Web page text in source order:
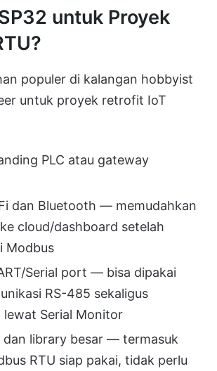
untuk Proyek
populer di kalangan hobbyist
untuk proyek retrofit IoT
PLC atau gateway
dan Bluetooth — memudahkan
cloud/dashboard setelah
Modbus
Serial port — bisa dipakai
RS-485 sekaligus
lewat Serial Monitor
dan library besar — termasuk
RTU siap pakai, tidak perlu